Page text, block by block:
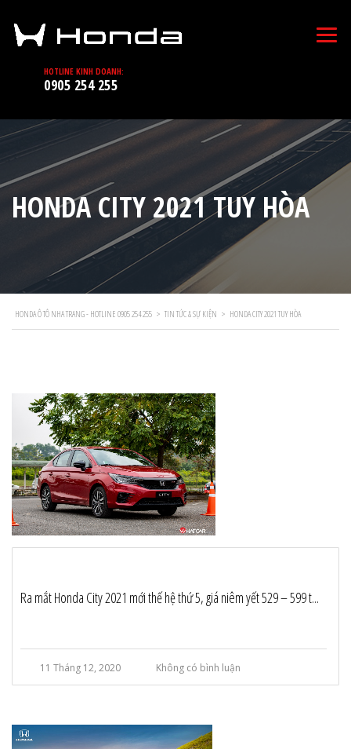
HOTLINE KINH DOANH:
0905 254 255
HONDA CITY 2021 TUY HÒA
HONDA Ô TÔ NHA TRANG - HOTLINE 0905 254 255 > TIN TỨC & SỰ KIỆN > HONDA CITY 2021 TUY HÒA
Ra mắt Honda City 2021 mới thế hệ thứ 5, giá niêm yết 529 – 599 t...
11 Tháng 12, 2020 Không có bình luận